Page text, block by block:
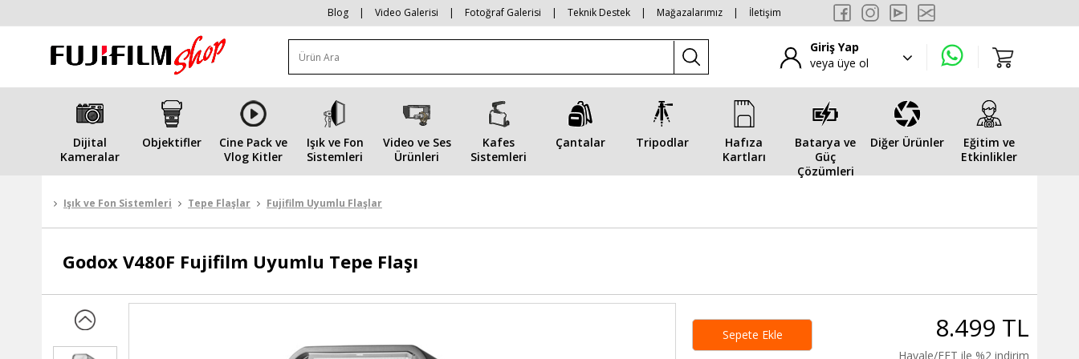
Blog | Video Galerisi | Fotoğraf Galerisi | Teknik Destek | Mağazalarımız | İletişim
Giriş Yap
veya üye ol
Dijital
Kameralar
Objektifler
Cine Pack ve
Vlog Kitler
Işık ve Fon
Sistemleri
Video ve Ses
Ürünleri
Kafes
Sistemleri
Çantalar Tripodlar
Hafıza
Kartları
Batarya ve
Güç
Çözümleri
Diğer Ürünler
Eğitim ve
Etkinlikler
Işık ve Fon Sistemleri Tepe Flaşlar Fujifilm Uyumlu Flaşlar
Godox V480F Fujifilm Uyumlu Tepe Flaşı
Sepete Ekle 8.499 TL
Havale/EFT ile %2 indirim